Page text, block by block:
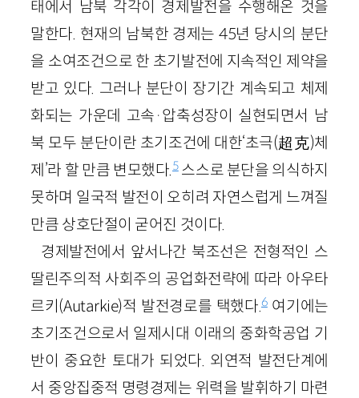
태에서 남북 각각이 경제발전을 수행해온 것을
말한다. 현재의 남북한 경제는 45년 당시의 분단
을 소여조건으로 한 초기발전에 지속적인 제약을
받고 있다. 그러나 분단이 장기간 계속되고 체제
화되는 가운데 고속·압축성장이 실현되면서 남
북 모두 분단이란 초기조건에 대한‘초극(超克)체
제’라 할 만큼 변모했다.5스스로 분단을 의식하지
못하며 일국적 발전이 오히려 자연스럽게 느껴질
만큼 상호단절이 굳어진 것이다.
경제발전에서 앞서나간 북조선은 전형적인 스
딸린주의적 사회주의 공업화전략에 따라 아우타
르키(Autarkie)적 발전경로를 택했다.6여기에는
초기조건으로서 일제시대 이래의 중화학공업 기
반이 중요한 토대가 되었다. 외연적 발전단계에
서 중앙집중적 명령경제는 위력을 발휘하기 마련